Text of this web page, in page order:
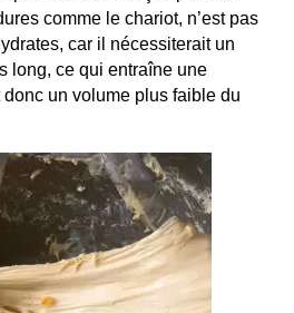
comme le chariot, n’est pas
car il nécessiterait un
long, ce qui entraîne une
un volume plus faible du